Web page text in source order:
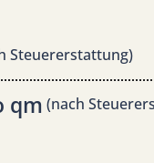
Steuererstattung)
qm (nach